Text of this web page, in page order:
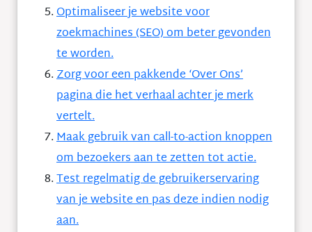
Optimaliseer je website voor
zoekmachines (SEO) om beter gevonden
te worden.
Zorg voor een pakkende ‘Over Ons’
pagina die het verhaal achter je merk
vertelt.
Maak gebruik van call-to-action knoppen
om bezoekers aan te zetten tot actie.
Test regelmatig de gebruikerservaring
van je website en pas deze indien nodig
aan.